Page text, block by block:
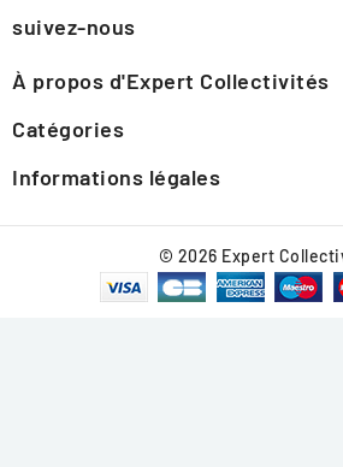
suivez-nous
À propos d'Expert Collectivités
Catégories
Informations légales
© 2026 Expert